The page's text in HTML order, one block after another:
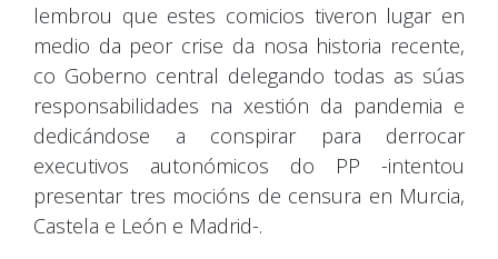
lembrou que estes comicios tiveron lugar en
medio da peor crise da nosa historia recente,
co Goberno central delegando todas as súas
responsabilidades na xestión da pandemia e
dedicándose a conspirar para derrocar
executivos autonómicos do PP -intentou
presentar tres mocións de censura en Murcia,
Castela e León e Madrid-.